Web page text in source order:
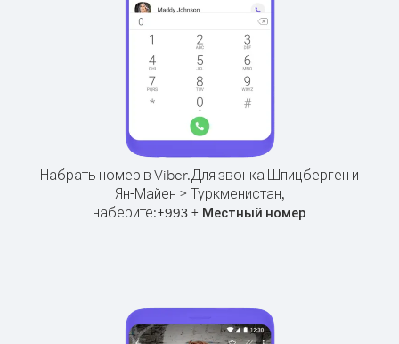
Набрать номер в Viber.Для звонка Шпицберген и
Ян-Майен > Туркменистан,
наберите:+993 + Местный номер